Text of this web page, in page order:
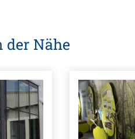
Nähe